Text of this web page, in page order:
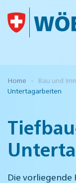
Skip to main
Home Bau und
Untertagarbeiten
Die